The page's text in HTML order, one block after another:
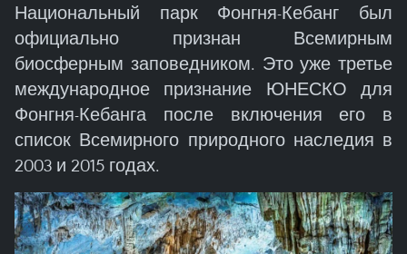
Национальный парк Фонгня-Кебанг был
официально признан Всемирным
биосферным заповедником. Это уже третье
международное признание ЮНЕСКО для
Фонгня-Кебанга после включения его в
список Всемирного природного наследия в
2003 и 2015 годах.